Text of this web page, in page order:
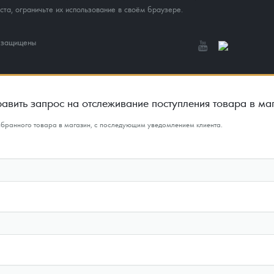
ограничьте их использование в своём браузере.
запрос на отслеживание поступления товара в
товара в магазин, с последующим уведомлением клиента.